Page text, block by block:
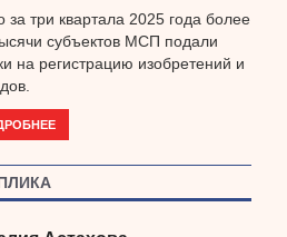
за три квартала 2025 года более
субъектов МСП подали
на регистрацию изобретений и